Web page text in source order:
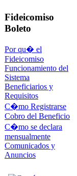
Fideicomiso
Boleto
Por qu� el
Fideicomiso
Funcionamiento del
Sistema
Beneficiarios y
Requisitos
C�mo Registrarse
Cobro del Beneficio
C�mo se declara
mensualmente
Comunicados y
Anuncios